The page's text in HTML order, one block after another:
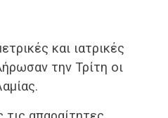
και ιατρικές
την Τρίτη οι